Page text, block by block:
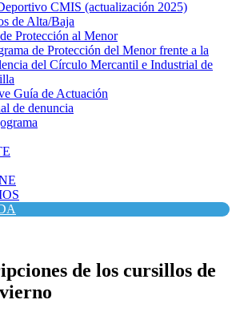
CMIS (actualización 2025)
de Alta/Baja
Protección al Menor
de Protección del Menor frente a la
del Círculo Mercantil e Industrial de
Guía de Actuación
de denuncia
de los cursillos de